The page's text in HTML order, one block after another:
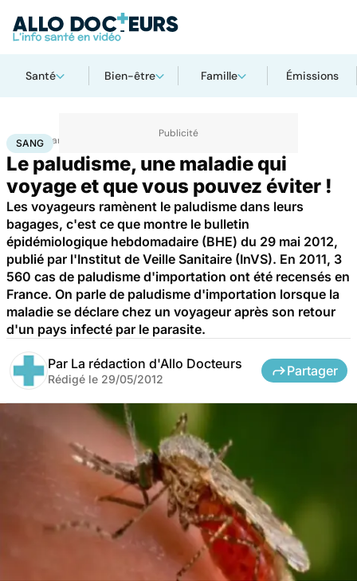
Santé Bien-être Famille Émissions
Accueil Santé Maladies infectieuses
SANG
Le paludisme, une maladie qui
voyage et que vous pouvez éviter !
Les voyageurs ramènent le paludisme dans leurs
bagages, c'est ce que montre le bulletin
épidémiologique hebdomadaire (BHE) du 29 mai 2012,
publié par l'Institut de Veille Sanitaire (InVS). En 2011, 3
560 cas de paludisme d'importation ont été recensés en
France. On parle de paludisme d'importation lorsque la
maladie se déclare chez un voyageur après son retour
d'un pays infecté par le parasite.
Par La rédaction d'Allo Docteurs
Rédigé le 29/05/2012
Partager